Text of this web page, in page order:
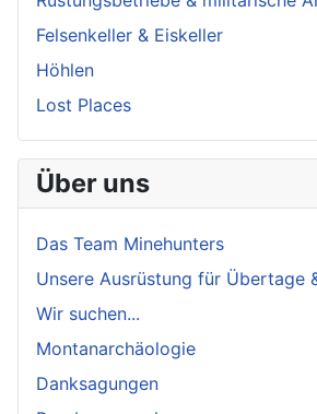
Felsenkeller & Eiskeller
Höhlen
Lost Places
Über uns
Das Team Minehunters
Unsere Ausrüstung für Übertage
Wir suchen...
Montanarchäologie
Danksagungen